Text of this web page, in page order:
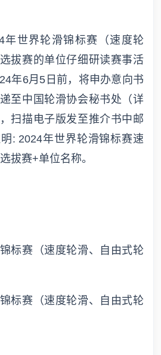
年世界轮滑锦标赛（速度轮
拔赛的单位仔细研读赛事活
年6月5日前，将申办意向书
至中国轮滑协会秘书处（详
扫描电子版发至推介书中邮
: 2024年世界轮滑锦标赛速
拔赛+单位名称。
标赛（速度轮滑、自由式轮
标赛（速度轮滑、自由式轮